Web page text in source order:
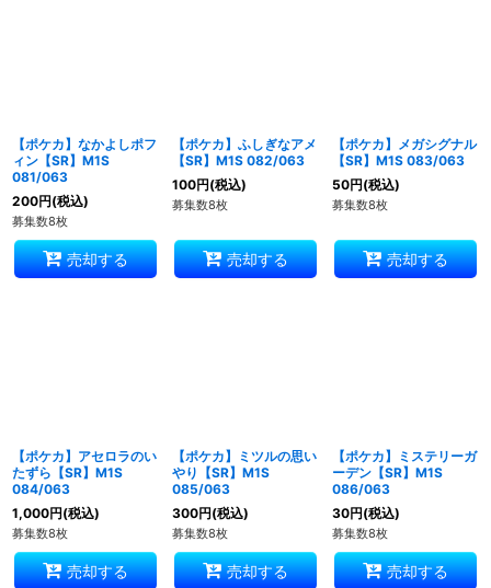
【ポケカ】なかよしポフ
ィン【SR】M1S
081/063
200円(税込)
募集数8枚
売却する
【ポケカ】ふしぎなアメ
【SR】M1S 082/063
100円(税込)
募集数8枚
売却する
【ポケカ】メガシグナル
【SR】M1S 083/063
50円(税込)
募集数8枚
売却する
【ポケカ】アセロラのい
たずら【SR】M1S
084/063
1,000円(税込)
募集数8枚
売却する
【ポケカ】ミツルの思い
やり【SR】M1S
085/063
300円(税込)
募集数8枚
売却する
【ポケカ】ミステリーガ
ーデン【SR】M1S
086/063
30円(税込)
募集数8枚
売却する